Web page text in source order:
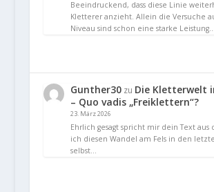
Beeindruckend, dass diese Linie
Kletterer anzieht. Allein die Versuche
Niveau sind schon eine starke
Gunther30zu Die Kletterwelt
– Quo vadis „Freiklettern“?
23. März 2026
Ehrlich gesagt spricht mir dein Text aus
ich diesen Wandel am Fels in den
selbst…